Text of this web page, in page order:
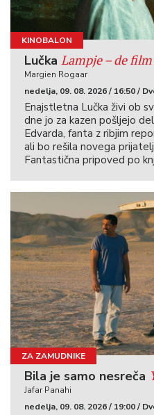
KINOBALON
Lučka Lampje – de film
Margien Rogaar
nedelja, 09. 08. 2026 / 16:50 /
Enajstletna Lučka živi ob
dne jo za kazen pošljejo
Edvarda, fanta z ribjim
ali bo rešila novega
Fantastična pripoved po
ZA ZAMUDNIKE
Bila je samo nesreča
Jafar Panahi
nedelja, 09. 08. 2026 / 19:00 /